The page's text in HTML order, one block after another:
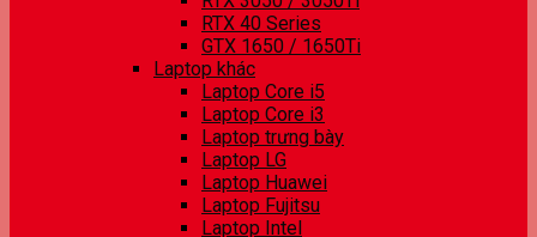
RTX 40 Series
GTX 1650 / 1650Ti
Laptop khác
Laptop Core i5
Laptop Core i3
Laptop trưng bày
Laptop LG
Laptop Huawei
Laptop Fujitsu
Laptop Intel